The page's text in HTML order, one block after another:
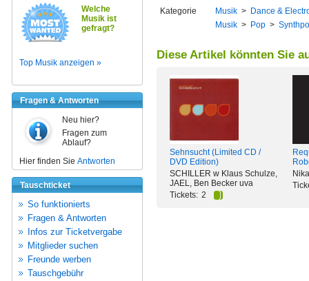
Welche
Musik ist
gefragt?
Top Musik anzeigen »
Fragen & Antworten
Neu hier?
Fragen zum
Ablauf?
Hier finden Sie Antworten
Tauschticket
So funktionierts
Fragen & Antworten
Infos zur Ticketvergabe
Mitglieder suchen
Freunde werben
Tauschgebühr
Kategorie Musik > Dance &
Musik > Pop >
Diese Artikel könnten Sie
Sehnsucht (Limited CD /
DVD Edition)
SCHILLER w Klaus Schulze,
JAEL, Ben Becker uva
Tickets: 2